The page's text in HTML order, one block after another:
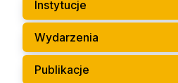
Instytucje
Wydarzenia
Publikacje